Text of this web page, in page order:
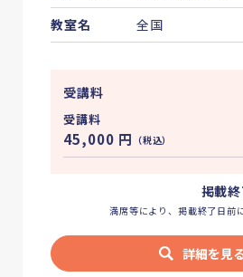
教室名
全国
受講料
受講料
45,000 円 （税込）
掲載終
満席等により、掲載終了日前
詳細を見